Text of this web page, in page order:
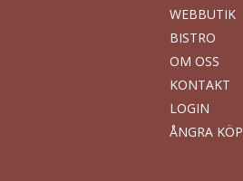
WEBBUTIK
BISTRO
OM OSS
KONTAKT
LOGIN
ÅNGRA KÖP